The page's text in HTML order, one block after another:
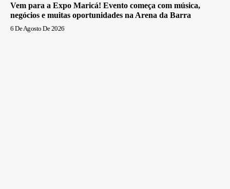
Vem para a Expo Maricá! Evento começa com música,
negócios e muitas oportunidades na Arena da Barra
6 De Agosto De 2026